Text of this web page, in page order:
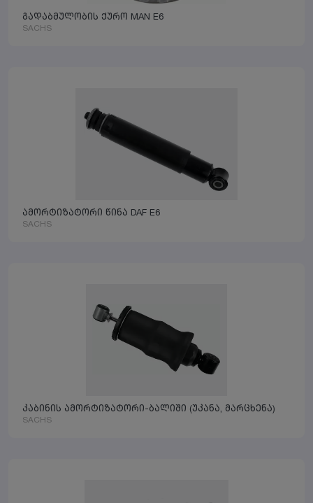
გადაბმულობის ქურო MAN E6
SACHS
ამორტიზატორი წინა DAF E6
SACHS
კაბინის ამორტიზატორი-ბალიში (უკანა, მარცხენა)
SACHS